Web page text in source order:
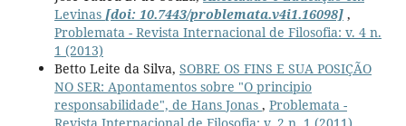
Levinas [doi: 10.7443/problemata.v4i1.16098],
Problemata - Revista Internacional de Filosofia: v. 4 n.
1 (2013)
Betto Leite da Silva, SOBRE OS FINS E SUA POSIÇÃO
NO SER: Apontamentos sobre "O principio
responsabilidade", de Hans Jonas , Problemata -
Revista Internacional de Filosofia: v. 2 n. 1 (2011)